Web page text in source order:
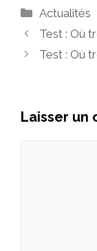
Actualités
Test : Où
Test : Où
Laisser un